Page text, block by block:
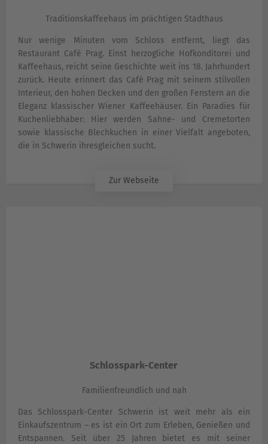
Traditionskaffeehaus im prächtigen Stadthaus
Nur wenige Minuten vom Schloss entfernt, liegt das
Restaurant Café Prag. Einst herzogliche Hofkonditorei und
Kaffeehaus, reicht seine Geschichte weit ins 18. Jahrhundert
zurück. Heute erinnert das Café Prag mit seinem stilvollen
Interieur, den hohen Decken und den großen Fenstern an die
Eleganz klassischer Wiener Kaffeehäuser. Ein Paradies für
Kuchenliebhaber: Hier werden Sahne- und Cremetorten
sowie klassische Blechkuchen in einer Vielfalt angeboten,
die in Schwerin ihresgleichen sucht.
Zur Webseite
Schlosspark-Center
Familienfreundlich und nah
Das Schlosspark-Center Schwerin ist weit mehr als ein
Einkaufszentrum – es ist ein Ort zum Erleben, Genießen und
Entspannen. Seit über 25 Jahren bietet es mit seiner